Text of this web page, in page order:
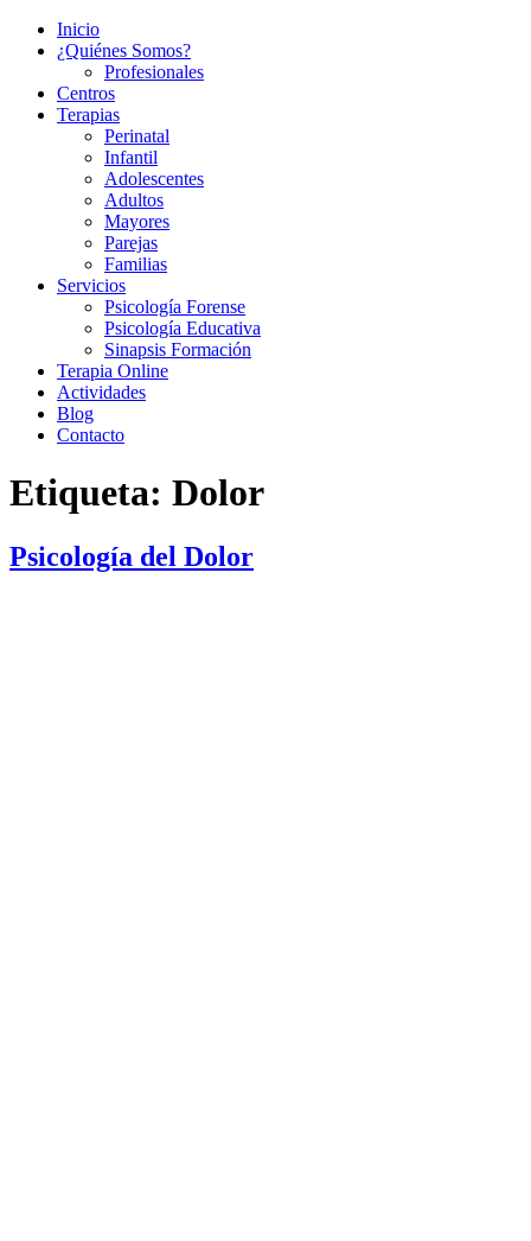
Inicio
¿Quiénes Somos?
Profesionales
Centros
Terapias
Perinatal
Infantil
Adolescentes
Adultos
Mayores
Parejas
Familias
Servicios
Psicología Forense
Psicología Educativa
Sinapsis Formación
Terapia Online
Actividades
Blog
Contacto
Etiqueta: Dolor
Psicología del Dolor